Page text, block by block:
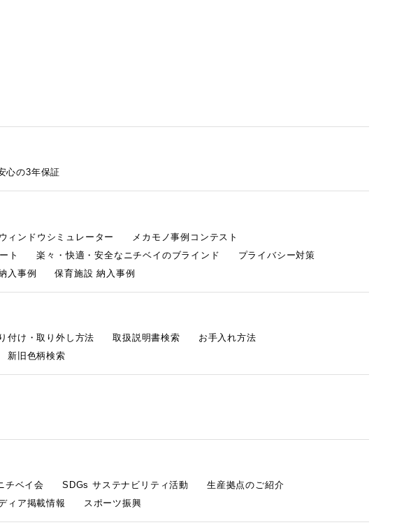
心の3年保証
ウィンドウシミュレーター
メカモノ事例コンテスト
ト 楽々・快適・安全なニチベイのブラインド
プライバシー対策
入事例 保育施設 納入事例
付け・取り外し方法 取扱説明書検索
お手入れ方法
新旧色柄検索
チベイ会 SDGs サステナビリティ活動
生産拠点のご紹介
ィア掲載情報 スポーツ振興